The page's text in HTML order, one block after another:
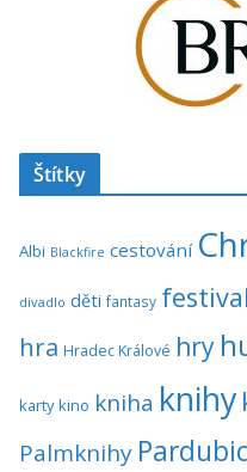
Štítky
Albi Blackfire cestování
divadlo děti fantasy festival
hra Hradec Králové hry
karty kino kniha knihy
Palmknihy